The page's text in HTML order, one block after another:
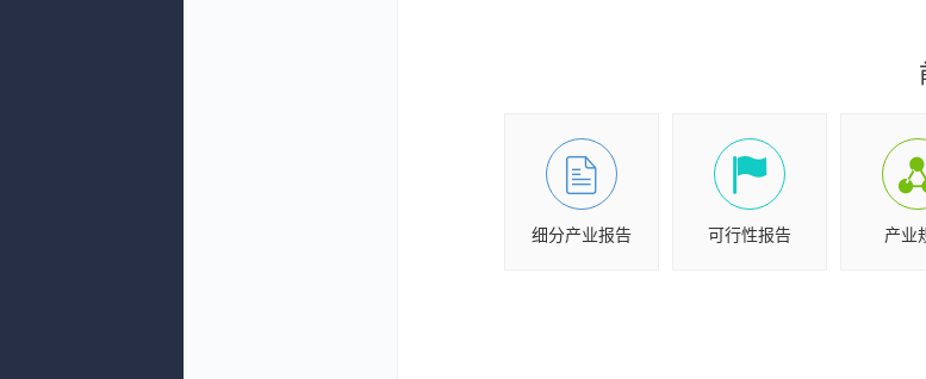
细分产业报告 可行性报告 产业